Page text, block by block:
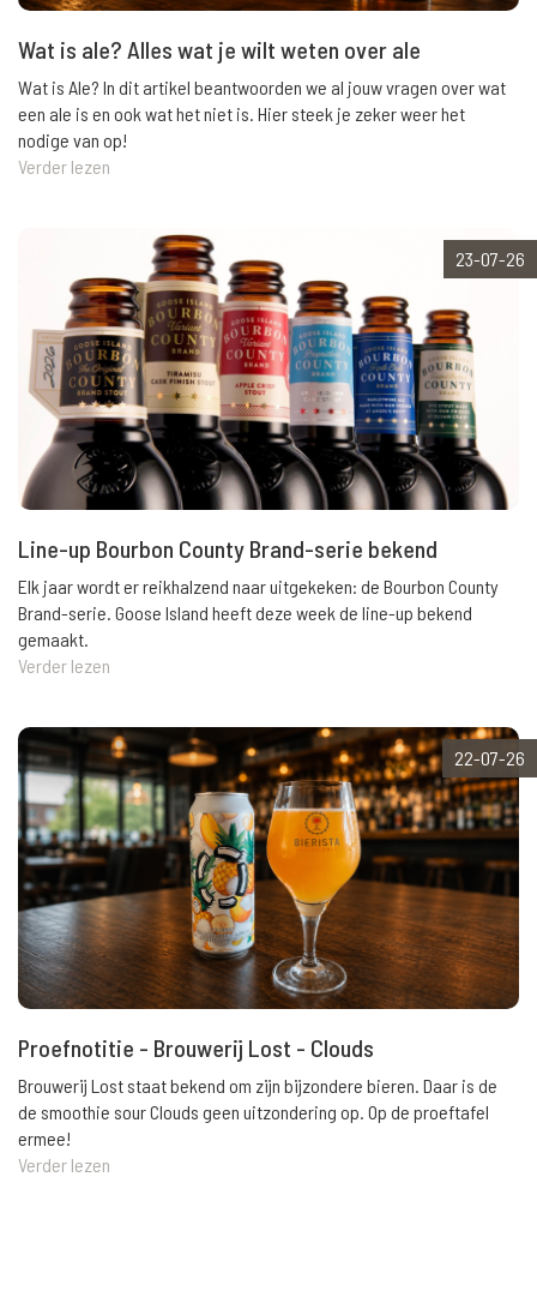
Wat is ale? Alles wat je wilt weten over ale
Wat is Ale? In dit artikel beantwoorden we al jouw vragen over wat
een ale is en ook wat het niet is. Hier steek je zeker weer het
nodige van op!
Verder lezen
23-07-26
Line-up Bourbon County Brand-serie bekend
Elk jaar wordt er reikhalzend naar uitgekeken: de Bourbon County
Brand-serie. Goose Island heeft deze week de line-up bekend
gemaakt.
Verder lezen
22-07-26
Proefnotitie - Brouwerij Lost - Clouds
Brouwerij Lost staat bekend om zijn bijzondere bieren. Daar is de
de smoothie sour Clouds geen uitzondering op. Op de proeftafel
ermee!
Verder lezen